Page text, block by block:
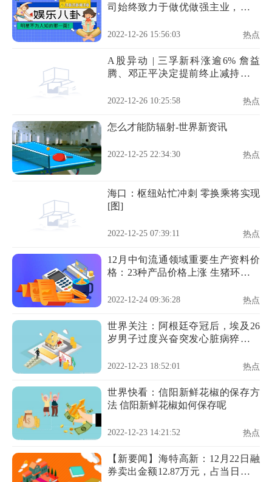
司始终致力于做优做强主业，不断
2022-12-26 15:56:03 热点
A股异动 | 三孚新科涨逾6% 詹益
腾、邓正平决定提前终止减持股份
2022-12-26 10:25:58 热点
怎么才能防辐射-世界新资讯
2022-12-25 22:34:30 热点
海口：枢纽站忙冲刺 零换乘将实现
[图]
2022-12-25 07:39:11 热点
12月中旬流通领域重要生产资料价
格：23种产品价格上涨 生猪环比降
2022-12-24 09:36:28 热点
世界关注：阿根廷夺冠后，埃及26
岁男子过度兴奋突发心脏病猝死，
2022-12-23 18:52:01 热点
世界快看：信阳新鲜花椒的保存方
法 信阳新鲜花椒如何保存呢
2022-12-23 14:21:52 热点
【新要闻】海特高新：12月22日融
券卖出金额12.87万元，占当日流出